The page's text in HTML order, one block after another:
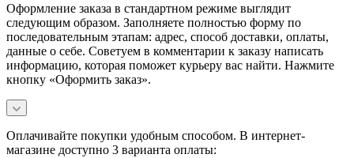
Оформление заказа в стандартном режиме выглядит
следующим образом. Заполняете полностью форму по
последовательным этапам: адрес, способ доставки, оплаты,
данные о себе. Советуем в комментарии к заказу написать
информацию, которая поможет курьеру вас найти. Нажмите
кнопку «Оформить заказ».
Оплачивайте покупки удобным способом. В интернет-
магазине доступно 3 варианта оплаты: